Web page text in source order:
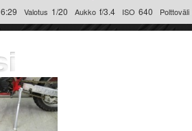
Valotus 1/20 Aukko f/3.4 ISO 640 Polttoväli